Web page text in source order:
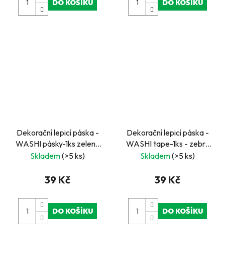
DO KOŠÍKU DO KOŠÍKU
Dekorační lepicí páska -
WASHI pásky-1ks zelená
čísla
Skladem(>5 ks)
39 Kč
DO KOŠÍKU
Dekorační lepicí páska -
WASHI tape-1ks - zebra
oranž
Skladem(>5 ks)
39 Kč
DO KOŠÍKU